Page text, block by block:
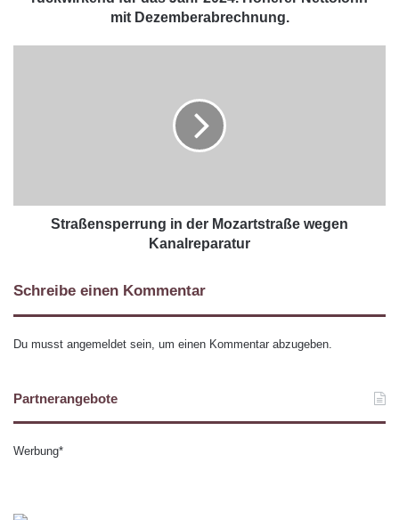
mit Dezemberabrechnung.
Straßensperrung in der Mozartstraße wegen
Kanalreparatur
Schreibe einen Kommentar
Du musst angemeldet sein, um einen Kommentar abzugeben.
Partnerangebote
Werbung*